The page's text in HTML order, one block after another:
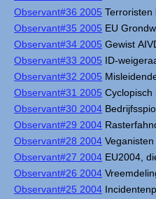
Observant#36 2005 Terroristen
Observant#35 2005 EU
Observant#34 2005 Gewist
Observant#33 2005 ID-
Observant#32 2005
Observant#31 2005 Cyclopisch
Observant#30 2004
Observant#29 2004
Observant#28 2004
Observant#27 2004 EU2004,
Observant#26 2004
Observant#25 2004